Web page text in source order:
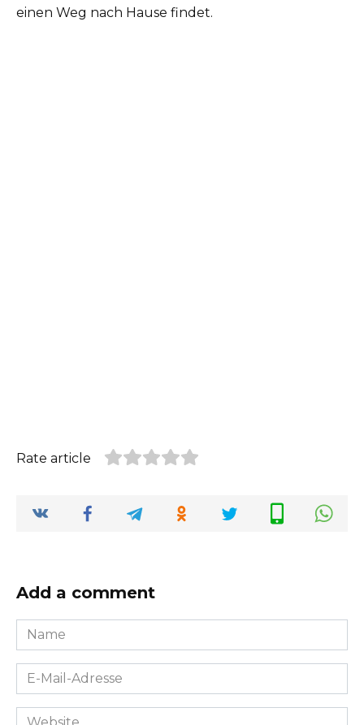
einen Weg nach Hause findet.
Rate article
Add a comment
Name
*
E-
Mail-
Adresse
Website